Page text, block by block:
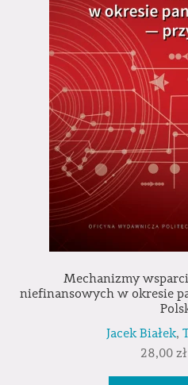
Mechanizmy
niefinansowych w okresie
Jacek Białek,
28,00 zł